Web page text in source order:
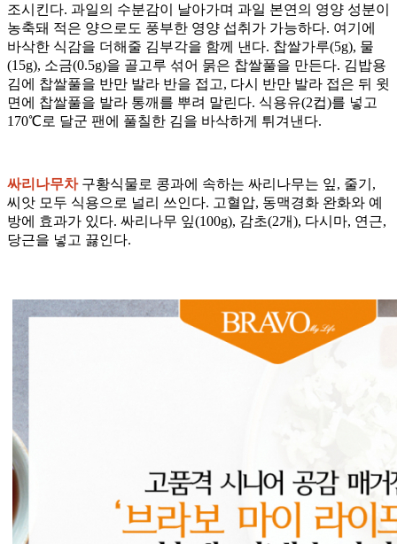
조시킨다. 과일의 수분감이 날아가며 과일 본연의 영양 성분이
농축돼 적은 양으로도 풍부한 영양 섭취가 가능하다. 여기에
바삭한 식감을 더해줄 김부각을 함께 낸다. 찹쌀가루(5g), 물
(15g), 소금(0.5g)을 골고루 섞어 묽은 찹쌀풀을 만든다. 김밥용
김에 찹쌀풀을 반만 발라 반을 접고, 다시 반만 발라 접은 뒤 윗
면에 찹쌀풀을 발라 통깨를 뿌려 말린다. 식용유(2컵)를 넣고
170℃로 달군 팬에 풀칠한 김을 바삭하게 튀겨낸다.
싸리나무차구황식물로 콩과에 속하는 싸리나무는 잎, 줄기,
씨앗 모두 식용으로 널리 쓰인다. 고혈압, 동맥경화 완화와 예
방에 효과가 있다. 싸리나무 잎(100g), 감초(2개), 다시마, 연근,
당근을 넣고 끓인다.